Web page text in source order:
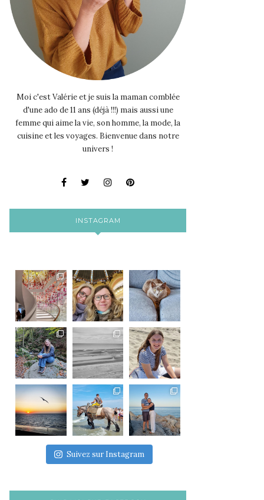
Moi c'est Valérie et je suis la maman comblée
d'une ado de 11 ans (déjà !!!) mais aussi une
femme qui aime la vie, son homme, la mode, la
cuisine et les voyages. Bienvenue dans notre
univers !
INSTAGRAM
Suivez sur Instagram